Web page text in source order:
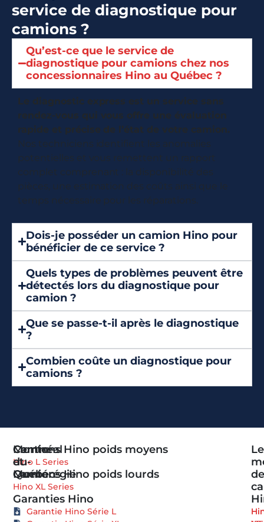
service de diagnostique pour
camions ?
Qu’est-ce que le service de
diagnostique pour camions chez nos
concessionnaires Hino au Québec ?
Le diagnostic express est un service sans
rendez-vous qui vous offre une évaluation
rapide et précise de l’état de votre camion.
Nos techniciens identifient les anomalies
potentielles et vous remettent un rapport
complet comprenant : la disponibilité des
pièces, une estimation des coûts ainsi que le
temps nécessaire pour les réparations.
Dois-je posséder un camion Hino pour
bénéficier de ce service ?
Quels types de problèmes peuvent être
détectés lors du diagnostique pour
camion ?
Que se passe-t-il après le diagnostique
?
Combien coûte un diagnostique pour
camions ?
de
Camions Hino poids moyens
Hino L Series
Camions Hino poids lourds
Hino XL Series
Garanties Hino
Garantie Hino Série L
Centre-
du-
Québec
Montréal
et
Montérégie